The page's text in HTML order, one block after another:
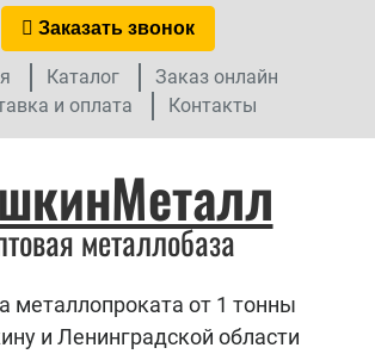
Заказать звонок
Каталог
Заказ онлайн
и оплата
Контакты
металлобаза
металлопроката от 1 тонны
и Ленинградской области